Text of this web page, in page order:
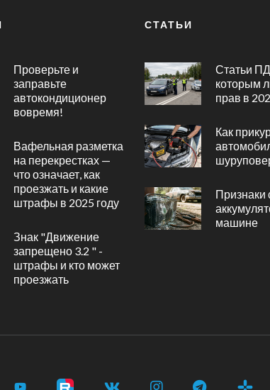
Проверьте и
заправьте
автокондиционер
вовремя!
Вафельная разметка
на перекрестках —
что означает, как
проезжать и какие
штрафы в 2025 году
Знак "Движение
запрещено 3.2 " -
штрафы и кто может
проезжать
СТАТЬИ
Статьи
которым
прав в
Как
Признаки
машине